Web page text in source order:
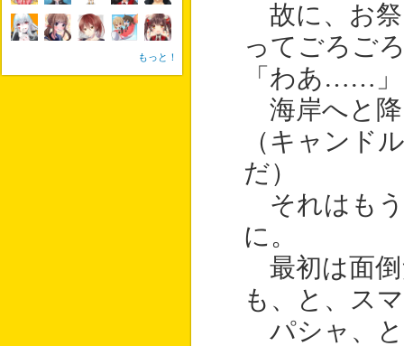
故に、お祭
ってごろご
「わあ……」
海岸へと降
（キャンド
だ）
それはもう
に。
最初は面倒
も、と、ス
パシャ、と
もっと！